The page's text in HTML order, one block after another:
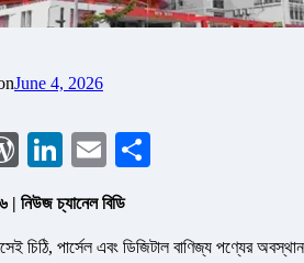
June 4, 2026
WordPress
LinkedIn
Email
| নিউজ চ্যানেল বিডি
চিঠি, পার্সেল এবং ডিজিটাল বাণিজ্য পণ্যের অবস্থান